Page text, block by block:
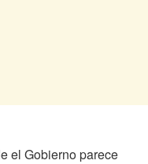
el Gobierno parece